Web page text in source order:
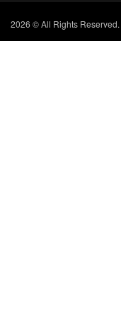
2026 © All Rights Reserved.